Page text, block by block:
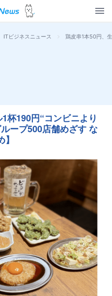
ITビジネスニュース > 鶏皮串1本50円、
杯190円“コンビニより
ープ500店舗めざす な